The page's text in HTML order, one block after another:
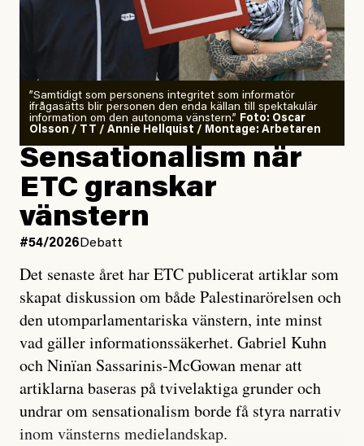
”Samtidigt som personens integritet som informatör
ifrågasätts blir personen den enda källan till spektakulär
information om den autonoma vänstern.” Foto: Oscar
Olsson / TT / Annie Hellquist / Montage: Arbetaren
Sensationalism när
ETC granskar
vänstern
#54/2026 Debatt
Det senaste året har ETC publicerat artiklar som
skapat diskussion om både Palestinarörelsen och
den utomparlamentariska vänstern, inte minst
vad gäller informationssäkerhet. Gabriel Kuhn
och Ninïan Sassarinis-McGowan menar att
artiklarna baseras på tvivelaktiga grunder och
undrar om sensationalism borde få styra narrativ
inom vänsterns medielandskap.